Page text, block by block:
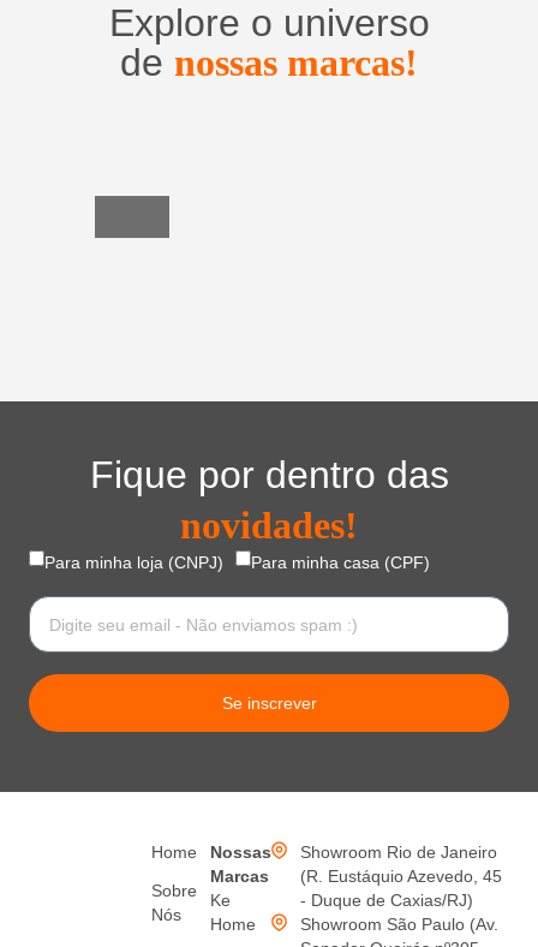
Explore o universo
de nossas marcas!
Fique por dentro das
novidades!
Para minha loja (CNPJ) Para minha casa (CPF)
Se inscrever
Home
Sobre
Nós
Nossas
Marcas
Ke
Home
Showroom Rio de Janeiro
(R. Eustáquio Azevedo, 45
- Duque de Caxias/RJ)
Showroom São Paulo (Av.